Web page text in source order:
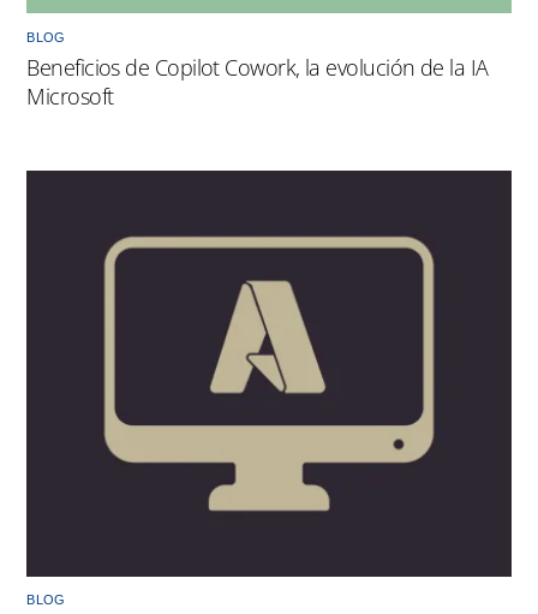
BLOG
Beneficios de Copilot Cowork, la evolución de la IA
Microsoft
BLOG